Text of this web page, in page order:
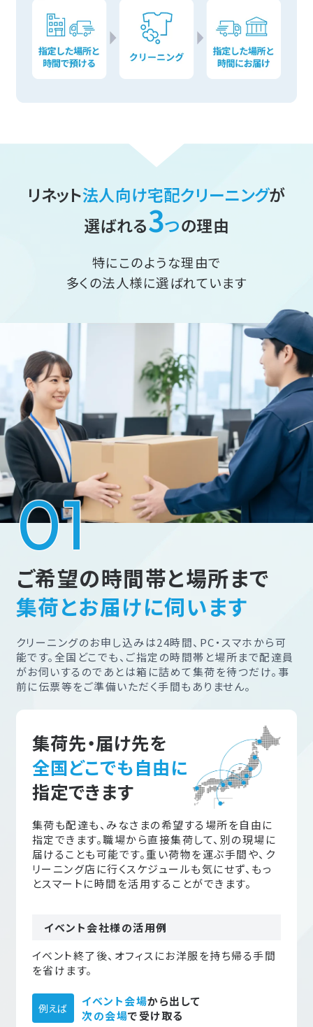
リネット法人向け宅配クリーニングが
選ばれる3つの理由
特にこのような理由で
多くの法人様に選ばれています
ご希望の時間帯と場所まで
集荷とお届けに伺います
クリーニングのお申し込みは24時間、PC・スマホから可
能です。全国どこでも、ご指定の時間帯と場所まで配達員
がお伺いするのであとは箱に詰めて集荷を待つだけ。事
前に伝票等をご準備いただく手間もありません。
集荷先・届け先を
全国どこでも自由に
指定できます
集荷も配達も、みなさまの希望する場所を自由に
指定できます。職場から直接集荷して、別の現場に
届けることも可能です。重い荷物を運ぶ手間や、ク
リーニング店に行くスケジュールも気にせず、もっ
とスマートに時間を活用することができます。
イベント会社様の活用例
イベント終了後、オフィスにお洋服を持ち帰る手間
を省けます。
例えば イベント会場から出して
次の会場で受け取る